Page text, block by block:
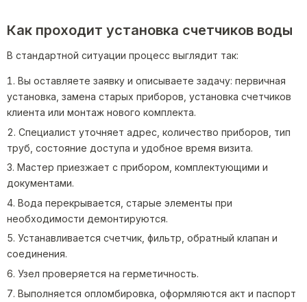
Как проходит установка счетчиков воды
В стандартной ситуации процесс выглядит так:
Вы оставляете заявку и описываете задачу: первичная
установка, замена старых приборов, установка счетчиков
клиента или монтаж нового комплекта.
Специалист уточняет адрес, количество приборов, тип
труб, состояние доступа и удобное время визита.
Мастер приезжает с прибором, комплектующими и
документами.
Вода перекрывается, старые элементы при
необходимости демонтируются.
Устанавливается счетчик, фильтр, обратный клапан и
соединения.
Узел проверяется на герметичность.
Выполняется опломбировка, оформляются акт и паспорт